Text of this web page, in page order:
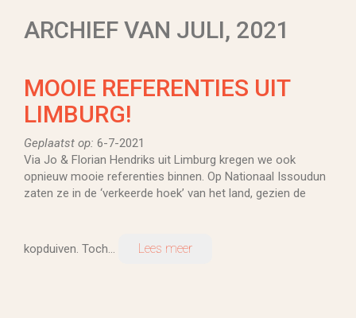
ARCHIEF VAN JULI, 2021
MOOIE REFERENTIES UIT
LIMBURG!
Geplaatst op: 6-7-2021
Via Jo & Florian Hendriks uit Limburg kregen we ook
opnieuw mooie referenties binnen. Op Nationaal Issoudun
zaten ze in de ‘verkeerde hoek’ van het land, gezien de
kopduiven. Toch... Lees meer